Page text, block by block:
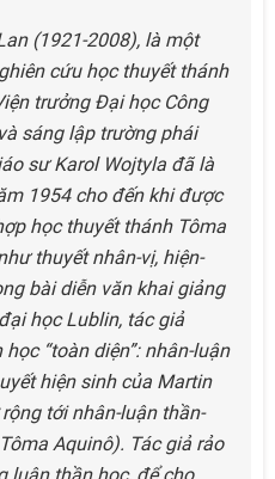
(1921-2008), là một
cứu học thuyết thánh
trưởng Đại học Công
sáng lập trường phái
sư Karol Wojtyla đã là
1954 cho đến khi được
học thuyết thánh Tôma
thuyết nhân-vị, hiện-
bài diễn văn khai giảng
học Lublin, tác giả
“toàn diện”: nhân-luận
hiện sinh của Martin
tới nhân-luận thần-
Aquinô). Tác giả rảo